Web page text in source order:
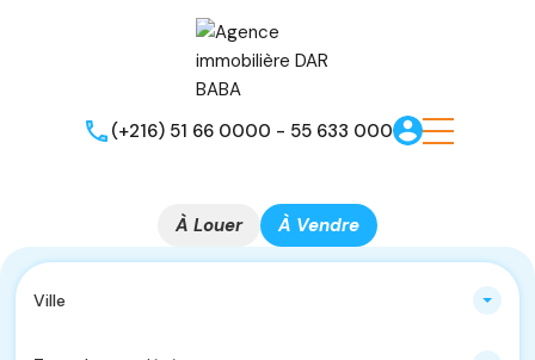
(+216) 51 66 0000 - 55 633 000
À Louer À Vendre
Ville